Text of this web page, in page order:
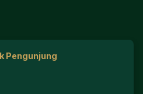
Pengunjung